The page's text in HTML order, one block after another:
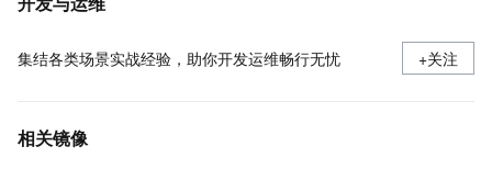
集结各类场景实战经验，助你开发运维畅行无忧 +关注
相关镜像